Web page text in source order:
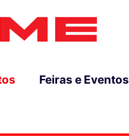
Feiras e Eventos